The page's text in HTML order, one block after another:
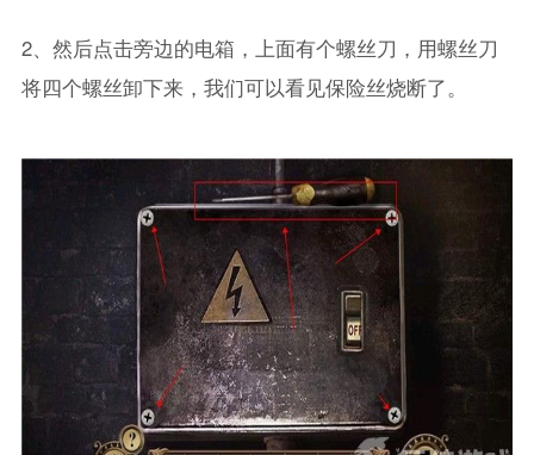
2、然后点击旁边的电箱，上面有个螺丝刀，用螺丝刀
将四个螺丝卸下来，我们可以看见保险丝烧断了。